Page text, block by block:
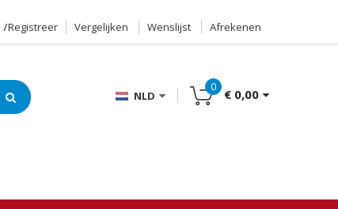
Registreer Vergelijken Wenslijst Afrekenen
NLD
0
€ 0,00